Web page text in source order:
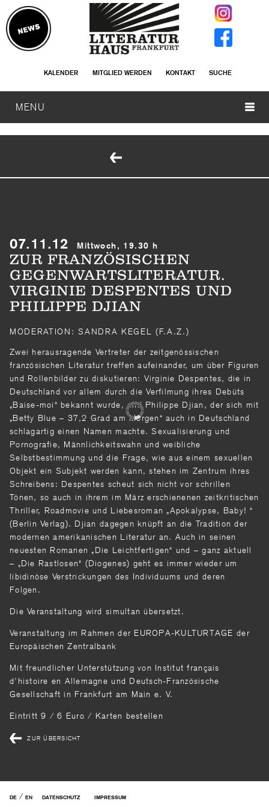
KALENDER MITGLIED WERDEN KONTAKT SUCHE
MENU
07.11.12 Mittwoch, 19.30 h
ZUR FRANZÖSISCHEN
GEGENWARTSLITERATUR.
VIRGINIE DESPENTES UND
PHILIPPE DJIAN
MODERATION: SANDRA KEGEL (F.A.Z.)
Zwei herausragende Vertreter der zeitgenössischen
französischen Literatur treffen aufeinander, um über Figuren
und Rollenbilder zu diskutieren: Virginie Despentes, die in
Deutschland vor allem durch die Verfilmung ihres Debüts
„Baise-moi“ bekannt wurde, und Philippe Djian, der sich mit
„Betty Blue – 37,2 Grad am Morgen“ auch in Deutschland
schlagartig einen Namen machte. Sexualisierung und
Pornografie, Männlichkeitswahn und weibliche
Selbstbestimmung und die Frage, wie aus einem sexuellen
Objekt ein Subjekt werden kann, stehen im Zentrum ihres
Schreibens: Despentes scheut sich nicht vor schrillen
Tönen, so auch in ihrem im März erschienenen zeitkritischen
Thriller, Roadmovie und Liebesroman „Apokalypse, Baby! “
(Berlin Verlag). Djian dagegen knüpft an die Tradition der
modernen amerikanischen Literatur an. Auch in seinen
neuesten Romanen „Die Leichtfertigen“ und – ganz aktuell
– „Die Rastlosen“ (Diogenes) geht es immer wieder um
libidinöse Verstrickungen des Individuums und deren
Folgen.
Die Veranstaltung wird simultan übersetzt.
Veranstaltung im Rahmen der EUROPA-KULTURTAGE der
Europäischen Zentralbank
Mit freundlicher Unterstützung von Institut français
d’histoire en Allemagne und Deutsch-Französische
Gesellschaft in Frankfurt am Main e. V.
Eintritt 9 / 6 Euro / Karten bestellen
ZUR ÜBERSICHT
DE / EN DATENSCHUTZ IMPRESSUM